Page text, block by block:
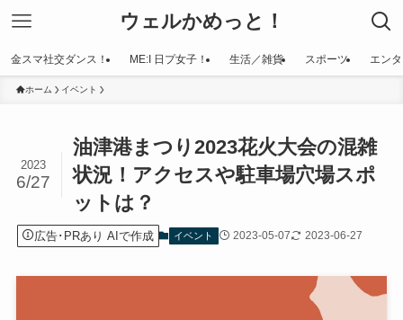
ウェルかめっと！
金スマ社交ダンス！ ME:I 日プ女子！ 生活／雑貨 スポーツ エン
ホーム イベント
油津港まつり2023花火大会の混雑
状況！アクセスや駐車場穴場スポ
ットは？
2023
6/27
広告･PRあり AIで作成 イベント 2023-05-07 2023-06-27